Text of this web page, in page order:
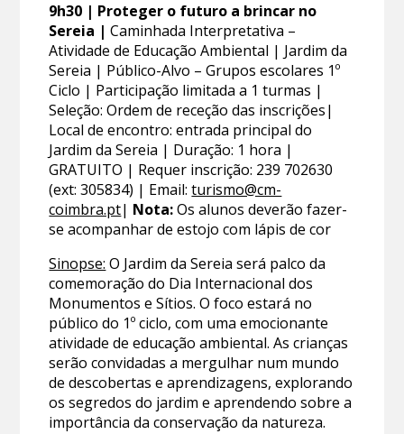
9h30 | Proteger o futuro a brincar no
Sereia |Caminhada Interpretativa –
Atividade de Educação Ambiental | Jardim da
Sereia | Público-Alvo – Grupos escolares 1º
Ciclo | Participação limitada a 1 turmas |
Seleção: Ordem de receção das inscrições|
Local de encontro: entrada principal do
Jardim da Sereia | Duração: 1 hora |
GRATUITO | Requer inscrição: 239 702630
(ext: 305834) | Email:turismo@cm-
coimbra.pt| Nota:Os alunos deverão fazer-
se acompanhar de estojo com lápis de cor
Sinopse: O Jardim da Sereia será palco da
comemoração do Dia Internacional dos
Monumentos e Sítios. O foco estará no
público do 1º ciclo, com uma emocionante
atividade de educação ambiental. As crianças
serão convidadas a mergulhar num mundo
de descobertas e aprendizagens, explorando
os segredos do jardim e aprendendo sobre a
importância da conservação da natureza.